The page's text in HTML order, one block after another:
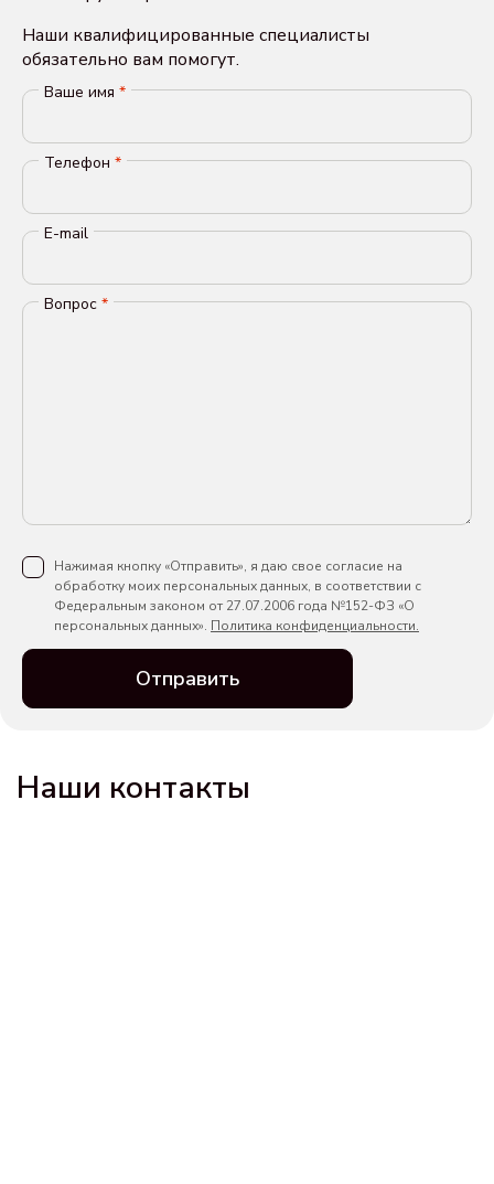
Наши квалифицированные специалисты
обязательно вам помогут.
Ваше имя *
Телефон *
E-mail
Вопрос *
Нажимая кнопку «Отправить», я даю свое согласие на
обработку моих персональных данных, в соответствии с
Федеральным законом от 27.07.2006 года №152-ФЗ «О
персональных данных». Политика конфиденциальности.
Отправить
Наши контакты